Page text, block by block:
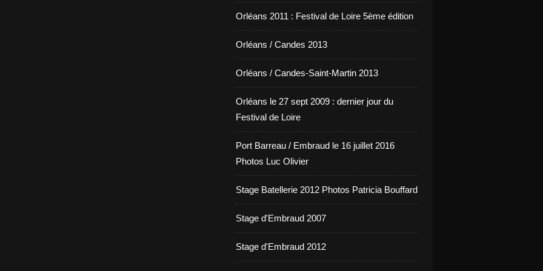
Orléans 2011 : Festival de Loire 5ème édition
Orléans / Candes 2013
Orléans / Candes-Saint-Martin 2013
Orléans le 27 sept 2009 : dernier jour du
Festival de Loire
Port Barreau / Embraud le 16 juillet 2016
Photos Luc Olivier
Stage Batellerie 2012 Photos Patricia Bouffard
Stage d'Embraud 2007
Stage d'Embraud 2012